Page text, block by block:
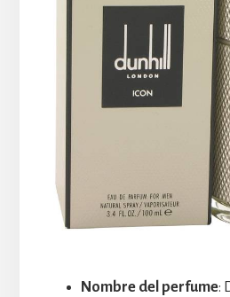
Nombre del perfume: